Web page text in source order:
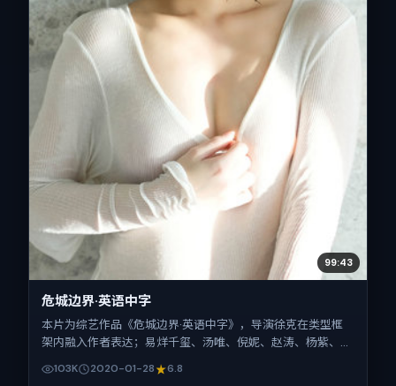
99:43
危城边界·英语中字
本片为综艺作品《危城边界·英语中字》，导演徐克在类型框
架内融入作者表达；易烊千玺、汤唯、倪妮、赵涛、杨紫、长
出品背景为美国。上映时间 2020年1月28日（公映登记日
103K 2020-01-28 6.8